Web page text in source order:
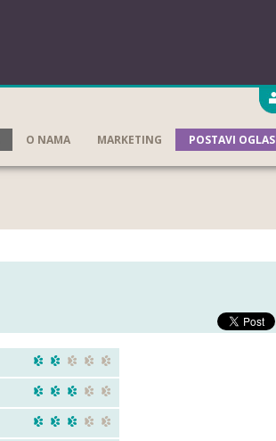
O NAMA MARKETING POSTAVI OGLAS